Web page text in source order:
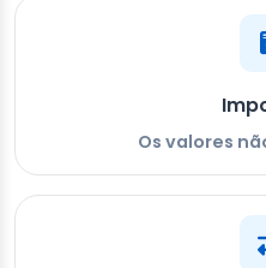
Os valores